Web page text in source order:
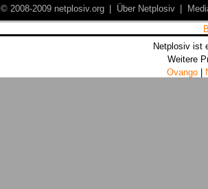
© 2008-2009 netplosiv.org Über Netplosiv
Netplosiv ist
Weitere
Ovango